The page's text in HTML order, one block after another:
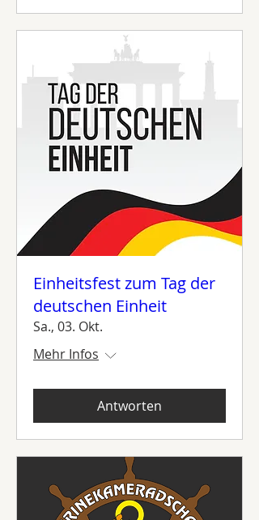
Einheitsfest zum Tag der
deutschen Einheit
Sa., 03. Okt.
Mehr Infos
Antworten